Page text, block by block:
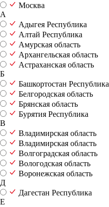
Москва
А
Адыгея Республика
Алтай Республика
Амурская область
Архангельская область
Астраханская область
Б
Башкортостан Республика
Белгородская область
Брянская область
Бурятия Республика
В
Владимирская область
Владимирская область
Волгоградская область
Вологодская область
Воронежская область
Д
Дагестан Республика
Е